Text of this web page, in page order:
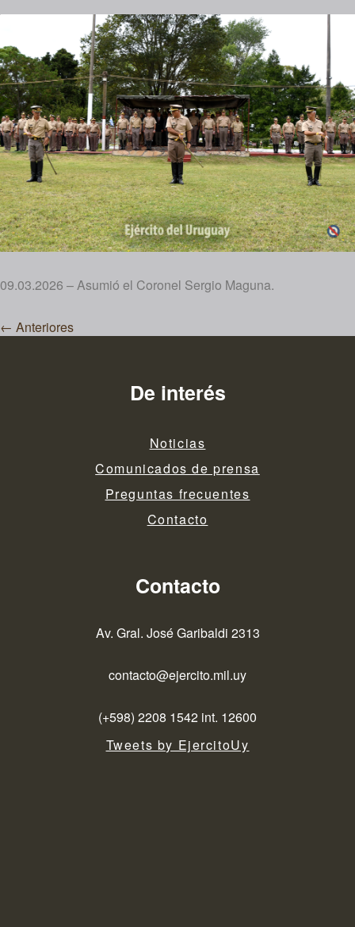
09.03.2026 – Asumió el Coronel Sergio Maguna.
de
← Anteriores
De interés
Noticias
Comunicados de prensa
Preguntas frecuentes
Contacto
Contacto
Av. Gral. José Garibaldi 2313
contacto@ejercito.mil.uy
(+598) 2208 1542 int. 12600
Tweets by EjercitoUy